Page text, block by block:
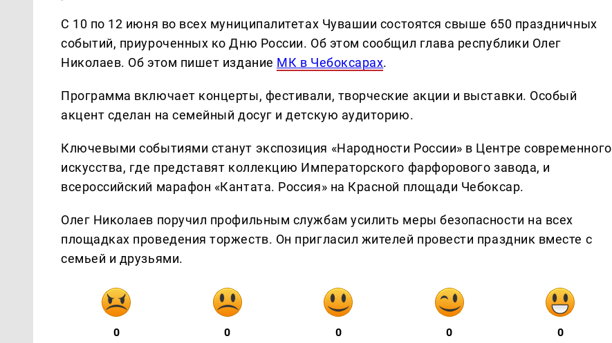
С 10 по 12 июня во всех муниципалитетах Чувашии состоятся свыше 650 праздничных
событий, приуроченных ко Дню России. Об этом сообщил глава республики Олег
Николаев. Об этом пишет издание МК в Чебоксарах.
Программа включает концерты, фестивали, творческие акции и выставки. Особый
акцент сделан на семейный досуг и детскую аудиторию.
Ключевыми событиями станут экспозиция «Народности России» в Центре современного
искусства, где представят коллекцию Императорского фарфорового завода, и
всероссийский марафон «Кантата. Россия» на Красной площади Чебоксар.
Олег Николаев поручил профильным службам усилить меры безопасности на всех
площадках проведения торжеств. Он пригласил жителей провести праздник вместе с
семьей и друзьями.
0 0 0 0 0